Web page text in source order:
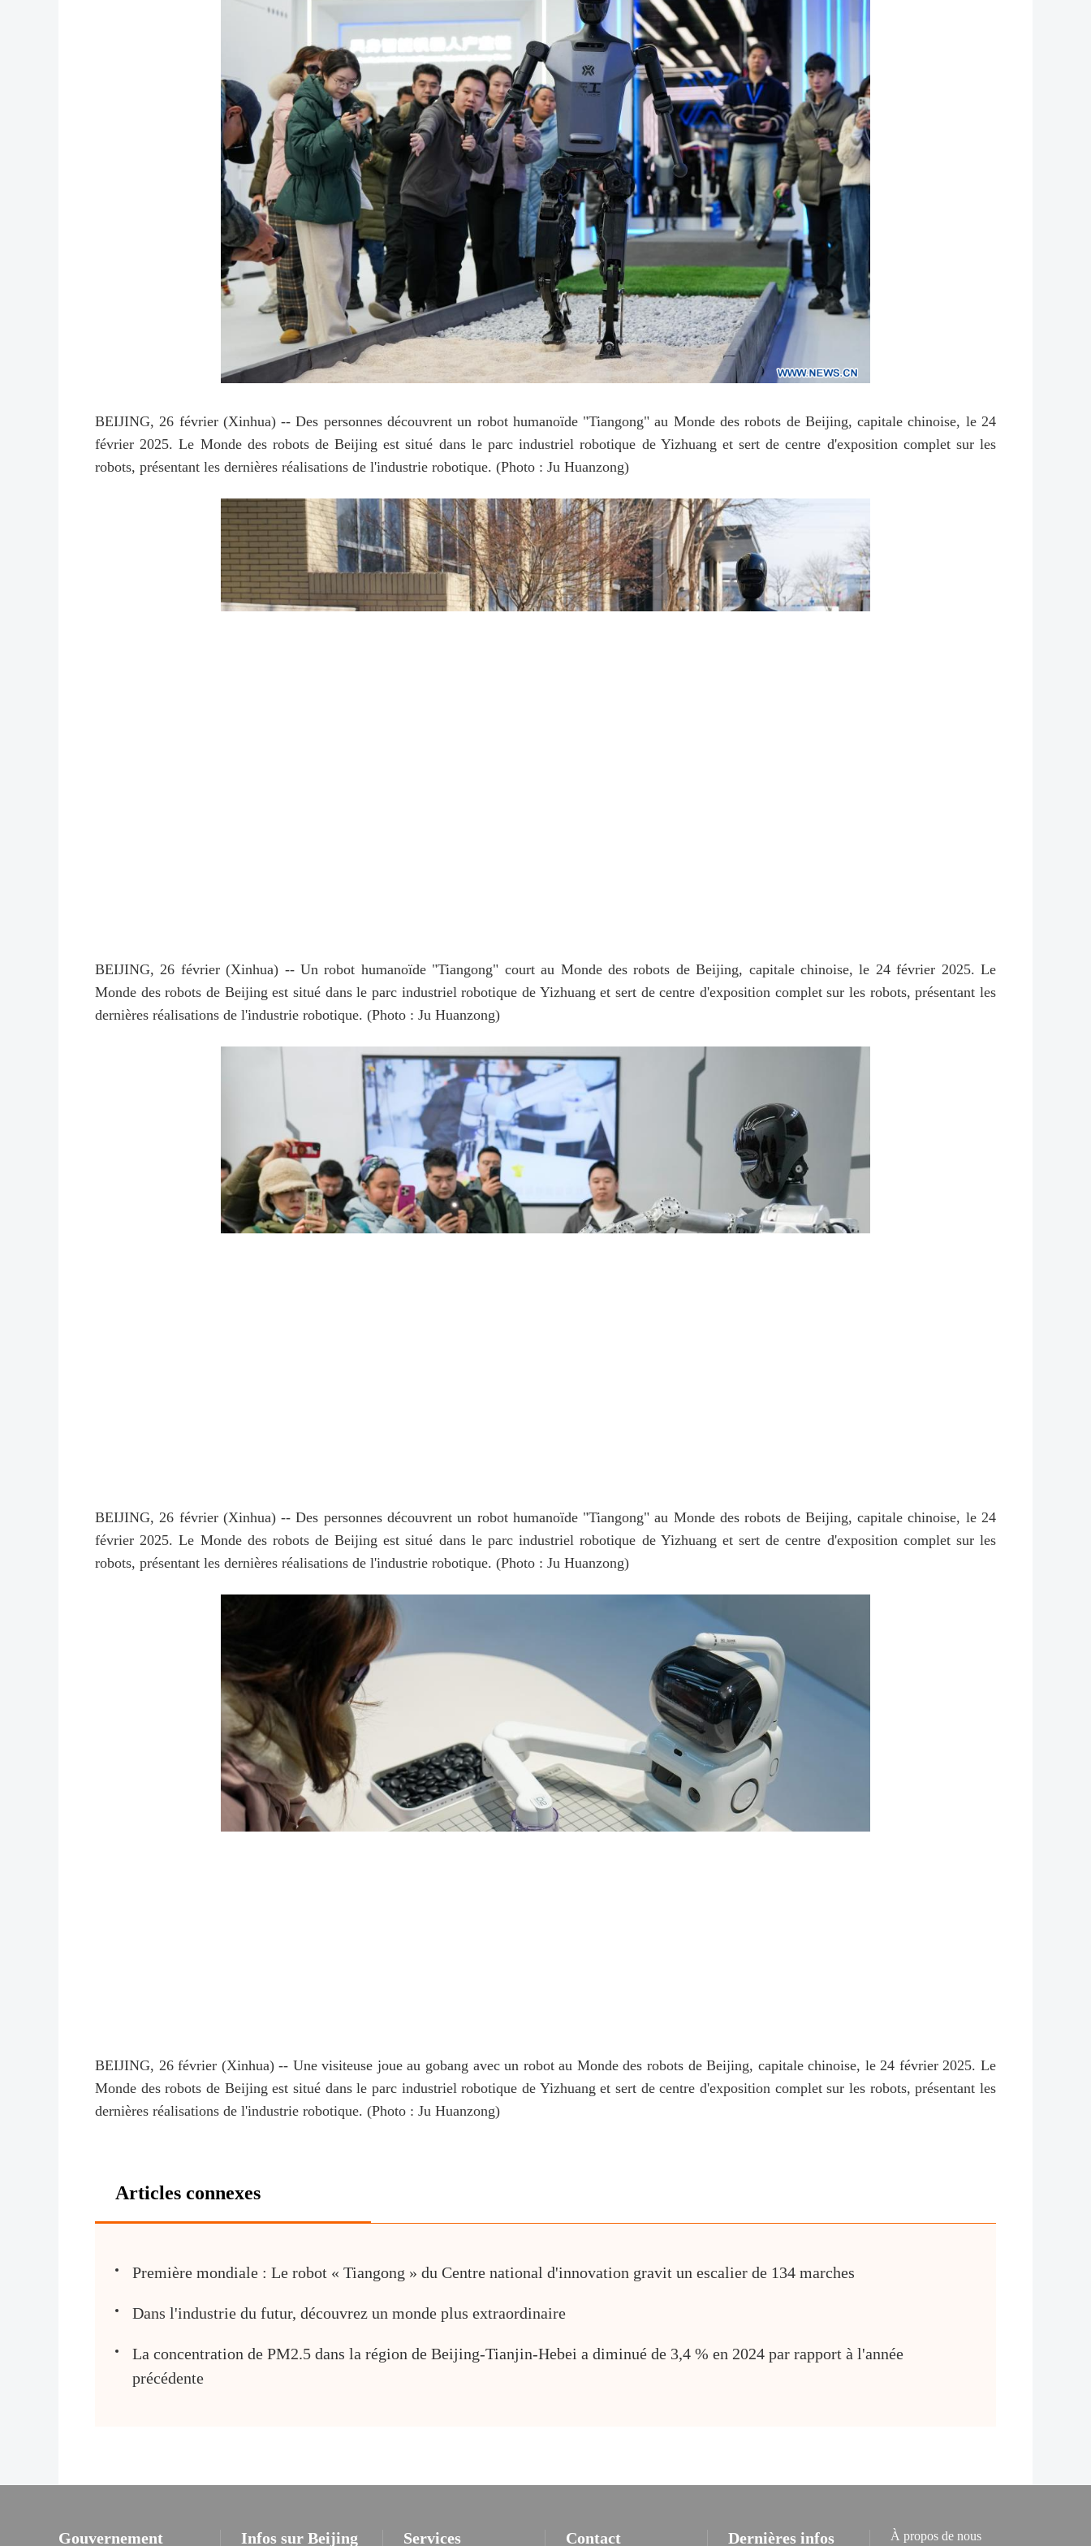
BEIJING, 26 février (Xinhua) -- Des personnes découvrent un robot humanoïde "Tiangong" au Monde des robots de Beijing, capitale chinoise, le 24
février 2025. Le Monde des robots de Beijing est situé dans le parc industriel robotique de Yizhuang et sert de centre d'exposition complet sur les
robots, présentant les dernières réalisations de l'industrie robotique. (Photo : Ju Huanzong)
BEIJING, 26 février (Xinhua) -- Un robot humanoïde "Tiangong" court au Monde des robots de Beijing, capitale chinoise, le 24 février 2025. Le
Monde des robots de Beijing est situé dans le parc industriel robotique de Yizhuang et sert de centre d'exposition complet sur les robots, présentant les
dernières réalisations de l'industrie robotique. (Photo : Ju Huanzong)
BEIJING, 26 février (Xinhua) -- Des personnes découvrent un robot humanoïde "Tiangong" au Monde des robots de Beijing, capitale chinoise, le 24
février 2025. Le Monde des robots de Beijing est situé dans le parc industriel robotique de Yizhuang et sert de centre d'exposition complet sur les
robots, présentant les dernières réalisations de l'industrie robotique. (Photo : Ju Huanzong)
BEIJING, 26 février (Xinhua) -- Une visiteuse joue au gobang avec un robot au Monde des robots de Beijing, capitale chinoise, le 24 février 2025. Le
Monde des robots de Beijing est situé dans le parc industriel robotique de Yizhuang et sert de centre d'exposition complet sur les robots, présentant les
dernières réalisations de l'industrie robotique. (Photo : Ju Huanzong)
Articles connexes
Première mondiale : Le robot « Tiangong » du Centre national d'innovation gravit un escalier de 134 marches
Dans l'industrie du futur, découvrez un monde plus extraordinaire
La concentration de PM2.5 dans la région de Beijing-Tianjin-Hebei a diminué de 3,4 % en 2024 par rapport à l'année
précédente
Gouvernement Infos sur Beijing Services Contact Dernières infos À propos de nous